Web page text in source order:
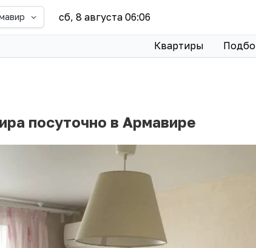
сб, 8 августа 06:06
Квартиры
посуточно в Армавире